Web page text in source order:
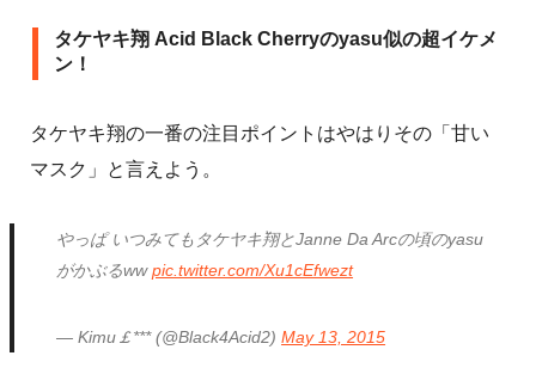
タケヤキ翔 Acid Black Cherryのyasu似の超イケメ
ン！
タケヤキ翔の一番の注目ポイントはやはりその「甘い
マスク」と言えよう。
やっぱ いつみてもタケヤキ翔とJanne Da Arcの頃のyasu
がかぶるwwpic.twitter.com/Xu1cEfwezt
— Kimu￡*** (@Black4Acid2)May 13, 2015